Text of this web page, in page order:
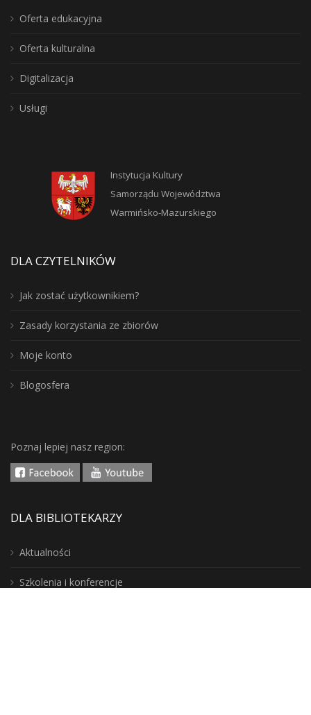
Oferta edukacyjna
Oferta kulturalna
Digitalizacja
Usługi
Instytucja Kultury
Samorządu Województwa
Warmińsko-Mazurskiego
DLA CZYTELNIKÓW
Jak zostać użytkownikiem?
Zasady korzystania ze zbiorów
Moje konto
Blogosfera
Poznaj lepiej nasz region:
DLA BIBLIOTEKARZY
Aktualności
Szkolenia i konferencje